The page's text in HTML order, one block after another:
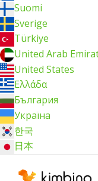
Suomi
Sverige
Türkiye
United Arab
United States
Ελλάδα
България
Україна
한국
日本